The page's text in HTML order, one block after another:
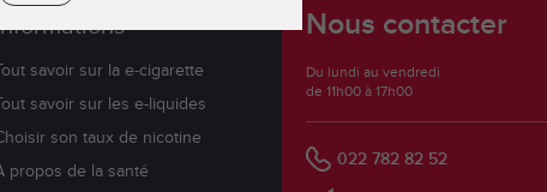
savoir sur la e-cigarette
savoir sur les e-liquides
son taux de nicotine
propos de la santé
Nous contacter
Du lundi au vendredi
de 11h00 à 17h00
022 782 82 52